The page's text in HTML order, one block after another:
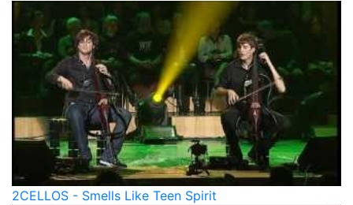
2CELLOS - Smells Like Teen Spirit